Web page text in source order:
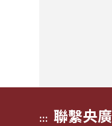
::: 聯繫央廣